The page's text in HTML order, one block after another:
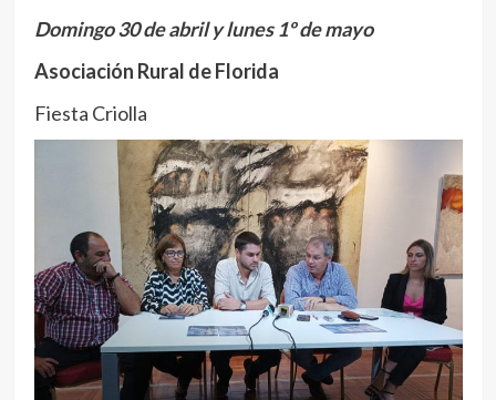
Domingo 30 de abril y lunes 1º de mayo
Asociación Rural de Florida
Fiesta Criolla